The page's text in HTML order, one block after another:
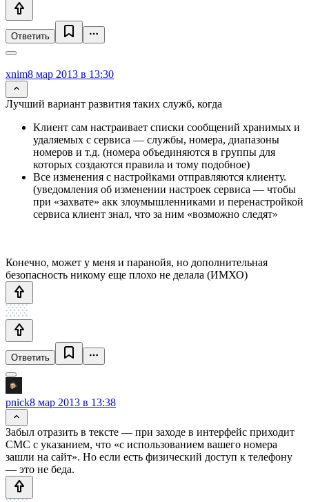
Ответить
xnim8 мар 2013 в 13:30
Лучший вариант развития таких служб, когда
Клиент сам настраивает списки сообщений хранимых и
удаляемых с сервиса — службы, номера, диапазоны
номеров и т.д. (номера объединяются в группы для
которых создаются правила и тому подобное)
Все изменения с настройками отправляются клиенту.
(уведомления об изменении настроек сервиса — чтобы
при «захвате» акк злоумышленниками и перенастройкой
сервиса клиент знал, что за ним «возможно следят»
Конечно, может у меня и паранойя, но дополнительная
безопасность никому еще плохо не делала (ИМХО)
Ответить
pnick8 мар 2013 в 13:38
Забыл отразить в тексте — при заходе в интерфейс приходит
СМС с указанием, что «с использованием вашего номера
зашли на сайт». Но если есть физический доступ к телефону
— это не беда.